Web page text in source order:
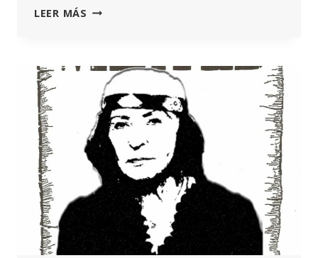
LEER MÁS LA
VACUNAR
LOS
NIÑOS
ALEMANES
EN
CONTRA
DE
LAS
RECOMENDACIONES
LOS
ORGANISMOS